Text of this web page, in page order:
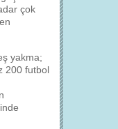
çok
yakma;
200 futbol